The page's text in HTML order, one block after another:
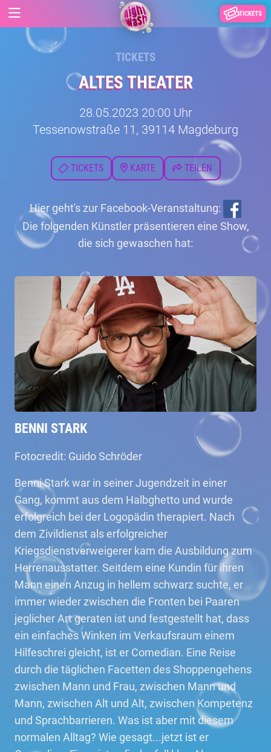
TICKETS
TICKETS
ALTES THEATER
28.05.2023 20:00 Uhr
Tessenowstraße 11, 39114 Magdeburg
TICKETS KARTE TEILEN
Hier geht's zur Facebook-Veranstaltung:
Die folgenden Künstler präsentieren eine Show,
die sich gewaschen hat:
BENNI STARK
Fotocredit: Guido Schröder
Benni Stark war in seiner Jugendzeit in einer
Gang, kommt aus dem Halbghetto und wurde
erfolgreich bei der Logopädin therapiert. Nach
dem Zivildienst als erfolgreicher
Kriegsdienstverweigerer kam die Ausbildung zum
Herrenausstatter. Seitdem eine Kundin für ihren
Mann einen Anzug in hellem schwarz suchte, er
immer wieder zwischen die Fronten bei Paaren
jeglicher Art geraten ist und festgestellt hat, dass
ein einfaches Winken im Verkaufsraum einem
Hilfeschrei gleicht, ist er Comedian. Eine Reise
durch die täglichen Facetten des Shoppengehens
zwischen Mann und Frau, zwischen Mann und
Mann, zwischen Alt und Alt, zwischen Kompetenz
und Sprachbarrieren. Was ist aber mit diesem
normalen Alltag? Wie gesagt...jetzt ist er